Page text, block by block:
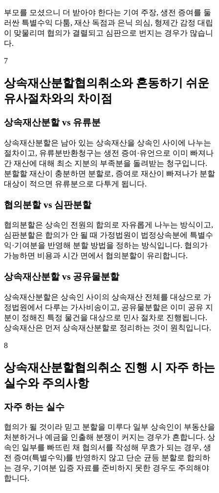
부모를 모셨으니 더 받아야 한다는 기여 주장, 생전 증여를 둘
러싼 특별수익 다툼, 재산 독점과 은닉 의심, 형제간 감정 대립
이 맞물리며 협의가 결렬되고 심판으로 번지는 경우가 많습니
다.
7
상속재산분할협의취소와 혼동하기 쉬운
유사절차와의 차이점
상속재산분할 vs 유류분
상속재산분할은 남아 있는 상속재산을 상속인 사이에 나누는
절차이고, 유류분반환청구는 생전 증여·유언으로 이미 빠져나
간 재산에 대해 최소 지분의 부족분을 돌려받는 청구입니다.
분할할 재산이 충분하면 분할로, 증여로 재산이 빠져나가 분할
대상이 적으면 유류분으로 다투게 됩니다.
협의분할 vs 심판분할
협의분할은 상속인 전원의 합의로 자유롭게 나누는 방식이고,
심판분할은 합의가 안 될 때 가정법원이 법정상속분에 특별수
익·기여분을 반영해 분할 방법을 정하는 방식입니다. 협의가
가능하면 비용과 시간 면에서 협의분할이 유리합니다.
상속재산분할 vs 공유물분할
상속재산분할은 상속인 사이의 상속재산 전체를 대상으로 가
정법원에서 다루는 가사비송이고, 공유물분할은 이미 공유 지
분이 정해진 특정 물건을 대상으로 민사 절차로 진행됩니다.
상속재산은 먼저 상속재산분할로 정리하는 것이 원칙입니다.
8
상속재산분할협의취소 진행 시 자주 하는
실수와 주의사항
자주 하는 실수
협의가 될 것이라 믿고 분할을 미루다 일부 상속인이 부동산을
처분하거나 예금을 인출해 분쟁이 커지는 경우가 흔합니다. 상
속인 일부를 빠뜨린 채 협의서를 작성해 무효가 되는 경우, 생
전 증여(특별수익)를 반영하지 않고 단순 균등 분할로 합의하
는 경우, 기여분 입증 자료를 준비하지 못한 경우도 주의해야
합니다.